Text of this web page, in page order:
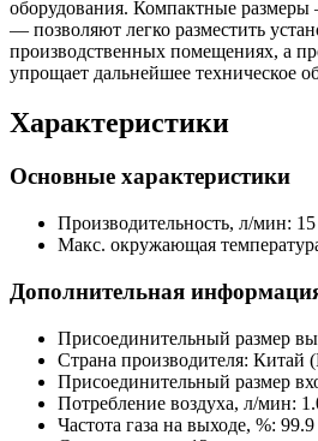
оборудования. Компактные
— позволяют легко разместить
производственных помещениях, а
упрощает дальнейшее техническое
Характеристики
Основные характеристики
Производительность, л/мин: 15
Макс. окружающая
Дополнительная
Присоединительный размер
Страна производителя: Китай
Присоединительный размер
Потребление воздуха, л/мин:
Частота газа на выходе, %: 99.9